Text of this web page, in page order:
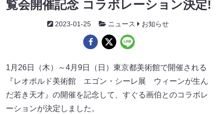
覧会開催記念 コラボレーション決定!
2023-01-25 ニュース お知らせ
1月26日（木）～4月9日（日）東京都美術館で開催される
『レオポルド美術館 エゴン・シーレ展 ウィーンが生ん
だ若き天才』の開催を記念して、すぐる画伯とのコラボレ
ーションが決定しました。